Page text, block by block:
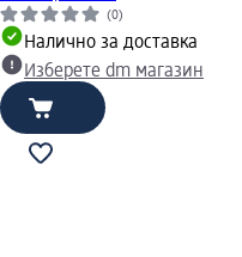
(0)
Налично за доставка
Изберете dm магазин